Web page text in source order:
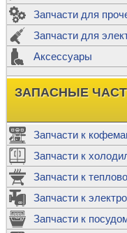
Запчасти для
Запчасти для
Аксессуары
ЗАПАСНЫЕ
Запчасти к
Запчасти к
Запчасти к
Запчасти к
Запчасти к